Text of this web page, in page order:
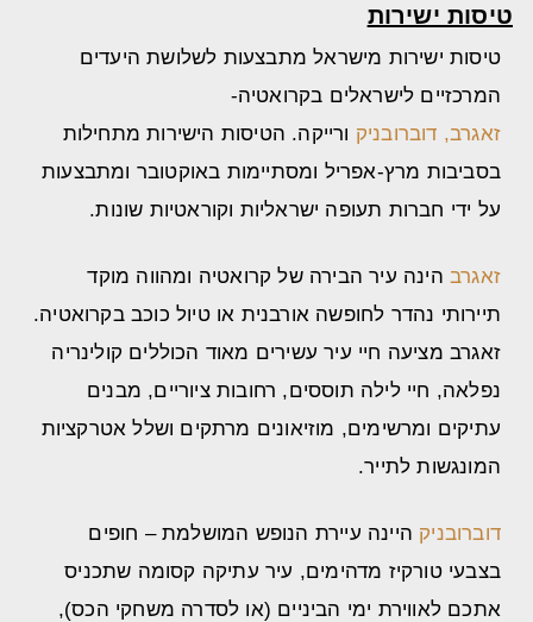
טיסות ישירות
טיסות ישירות מישראל מתבצעות לשלושת היעדים
המרכזיים לישראלים בקרואטיה-
זאגרב, דוברובניק ורייקה. הטיסות הישירות מתחילות
בסביבות מרץ-אפריל ומסתיימות באוקטובר ומתבצעות
על ידי חברות תעופה ישראליות וקוראטיות שונות.
זאגרב הינה עיר הבירה של קרואטיה ומהווה מוקד
תיירותי נהדר לחופשה אורבנית או טיול כוכב בקרואטיה.
זאגרב מציעה חיי עיר עשירים מאוד הכוללים קולינריה
נפלאה, חיי לילה תוססים, רחובות ציוריים, מבנים
עתיקים ומרשימים, מוזיאונים מרתקים ושלל אטרקציות
המונגשות לתייר.
דוברובניק היינה עיירת הנופש המושלמת – חופים
בצבעי טורקיז מדהימים, עיר עתיקה קסומה שתכניס
אתכם לאווירת ימי הביניים (או לסדרה משחקי הכס),